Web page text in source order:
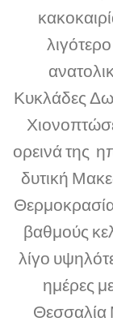
Κυκλάδες
ορεινά της
δυτική
βαθμούς
λίγο
ημέρες
Θεσσαλία